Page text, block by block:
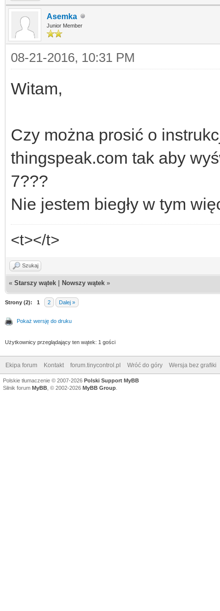
Asemka
Junior Member
08-21-2016, 10:31 PM
Witam,
Czy można prosić o
thingspeak.com tak aby
7???
Nie jestem biegły w tym
<t></t>
Szukaj
« Starszy wątek Nowszy wątek »
Strony (2): 1 2 Dalej »
Pokaż wersję do druku
Użytkownicy przeglądający ten wątek: 1 gości
Ekipa forum Kontakt forum.tinycontrol.pl Wróć do góry Wersja bez grafiki
Polskie tłumaczenie © 2007-2026 Polski Support MyBB
Silnik forum MyBB , © 2002-2026 MyBB Group